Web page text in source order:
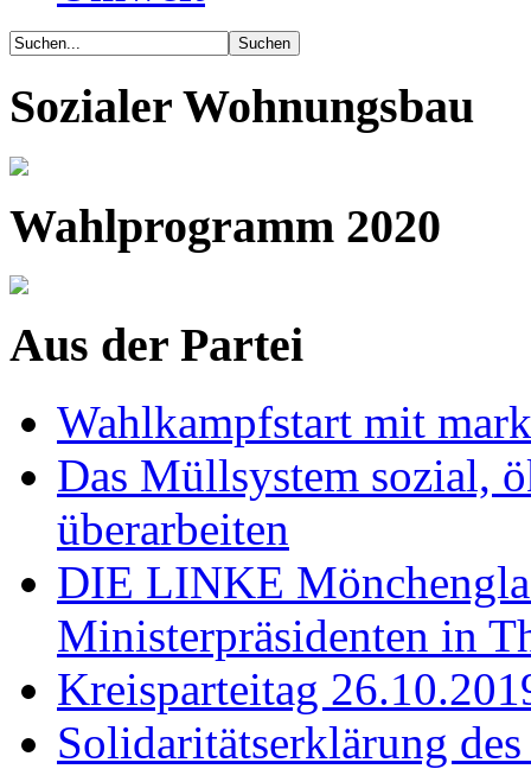
Sozialer Wohnungsbau
Wahlprogramm 2020
Aus der Partei
Wahlkampfstart mit
Das Müllsystem sozial,
überarbeiten
DIE LINKE
Ministerpräsidenten in
Kreisparteitag
Solidaritätserklärung